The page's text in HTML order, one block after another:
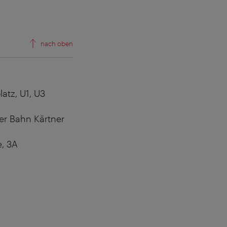
nach oben
U1, U3
Bahn Kärtner
3A